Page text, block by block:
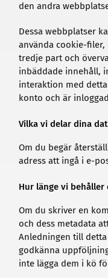
den andra
Dessa webbplatser
använda cookie-
tredje part och
inbäddade innehåll,
interaktion med
konto och är
Vilka vi delar dina
Om du begär
adress att ingå i e-
Hur länge vi
Om du skriver en
och dess metadata
Anledningen till
godkänna
inte lägga dem i kö